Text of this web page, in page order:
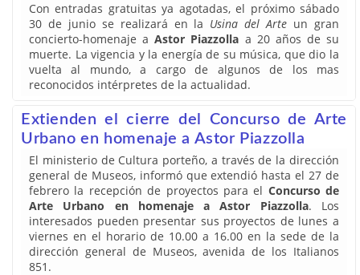
Con entradas gratuitas ya agotadas, el próximo sábado
30 de junio se realizará en la Usina del Arte un gran
concierto-homenaje aAstor Piazzolla a 20 años de su
muerte. La vigencia y la energía de su música, que dio la
vuelta al mundo, a cargo de algunos de los mas
reconocidos intérpretes de la actualidad.
Extienden el cierre del Concurso de Arte
Urbano en homenaje a Astor Piazzolla
El ministerio de Cultura porteño, a través de la dirección
general de Museos, informó que extendió hasta el 27 de
febrero la recepción de proyectos para el Concurso de
Arte Urbano en homenaje a Astor Piazzolla. Los
interesados pueden presentar sus proyectos de lunes a
viernes en el horario de 10.00 a 16.00 en la sede de la
dirección general de Museos, avenida de los Italianos
851.